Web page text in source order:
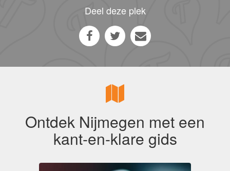
Deel deze plek
Ontdek Nijmegen met een
kant-en-klare gids